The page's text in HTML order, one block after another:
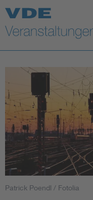
Top Themen
Fokusthemen
AI & Digital Trust
Health
Mobility
Patrick Poendl / Fotolia